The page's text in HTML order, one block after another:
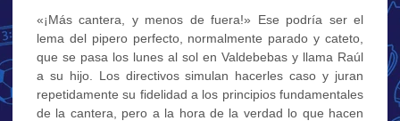
«¡Más cantera, y menos de fuera!» Ese podría ser el
lema del pipero perfecto, normalmente parado y cateto,
que se pasa los lunes al sol en Valdebebas y llama Raúl
a su hijo. Los directivos simulan hacerles caso y juran
repetidamente su fidelidad a los principios fundamentales
de la cantera, pero a la hora de la verdad lo que hacen